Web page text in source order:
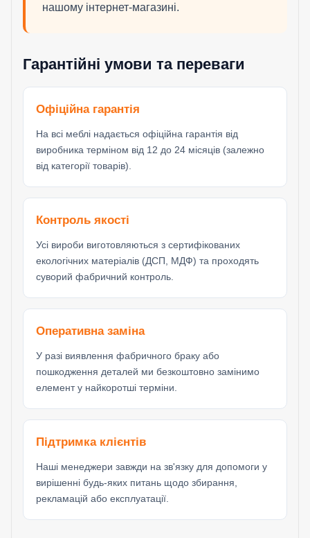
нашому інтернет-магазині.
Гарантійні умови та переваги
Офіційна гарантія
На всі меблі надається офіційна гарантія від
виробника терміном від 12 до 24 місяців (залежно
від категорії товарів).
Контроль якості
Усі вироби виготовляються з сертифікованих
екологічних матеріалів (ДСП, МДФ) та проходять
суворий фабричний контроль.
Оперативна заміна
У разі виявлення фабричного браку або
пошкодження деталей ми безкоштовно замінимо
елемент у найкоротші терміни.
Підтримка клієнтів
Наші менеджери завжди на зв'язку для допомоги у
вирішенні будь-яких питань щодо збирання,
рекламацій або експлуатації.